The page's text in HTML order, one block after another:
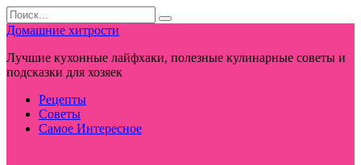
Перейти
к
контенту
Search
for:
Домашние хитрости
Лучшие кухонные лайфхаки, полезные кулинарные советы и
подсказки для хозяек
Рецепты
Советы
Самое Интересное